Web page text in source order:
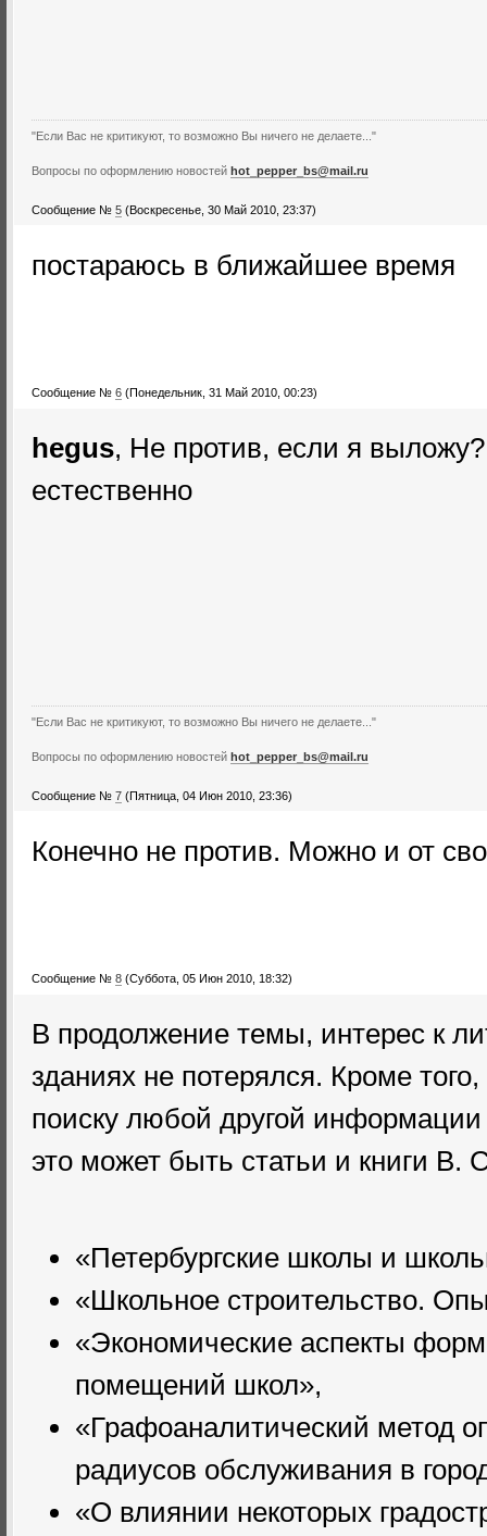
"Если Вас не критикуют, то возможно Вы ничего не делаете..."
Вопросы по оформлению новостей hot_pepper_bs@mail.ru
Сообщение № 5 (Воскресенье, 30 Май 2010, 23:37)
постараюсь в ближайшее время
Сообщение № 6 (Понедельник, 31 Май 2010, 00:23)
hegus, Не против, если я
естественно
"Если Вас не критикуют, то возможно Вы ничего не делаете..."
Вопросы по оформлению новостей hot_pepper_bs@mail.ru
Сообщение № 7 (Пятница, 04 Июн 2010, 23:36)
Конечно не против. Можно и от
Сообщение № 8 (Суббота, 05 Июн 2010, 18:32)
В продолжение темы, интерес к
зданиях не потерялся. Кроме
поиску любой другой
это может быть статьи и книги В.
«Петербургские школы и
«Школьное строительство.
«Экономические аспекты
помещений школ»,
«Графоаналитический метод
радиусов обслуживания в
«О влиянии некоторых